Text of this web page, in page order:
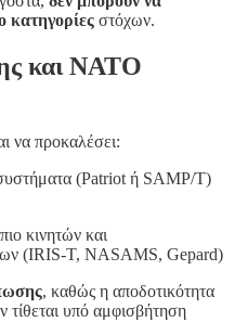
κατηγορίες στόχων.
και ΝΑΤΟ
να προκαλέσει:
(Patriot ή SAMP/T)
κινητών και
(IRIS-T, NASAMS, Gepard)
, καθώς η αποδοτικότητα
υπό αμφισβήτηση